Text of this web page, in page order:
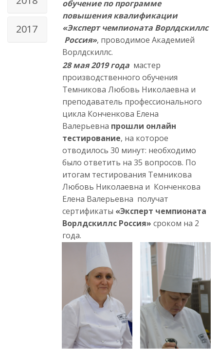
2017
обучение по программе
повышения квалификации
«Эксперт чемпионата Ворлдскиллс
Россия», проводимое Академией
Ворлдскиллс.
28 мая 2019 года мастер
производственного обучения
Темникова Любовь Николаевна и
преподаватель профессионального
цикла Конченкова Елена
Валерьевна прошли онлайн
тестирование, на которое
отводилось 30 минут: необходимо
было ответить на 35 вопросов. По
итогам тестирования Темникова
Любовь Николаевна и Конченкова
Елена Валерьевна получат
сертификаты «Эксперт чемпионата
Ворлдскиллс Россия» сроком на 2
года.